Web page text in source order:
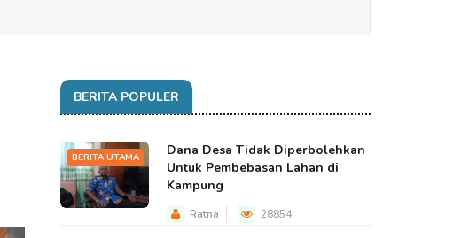
BERITA POPULER
BERITA UTAMA
Dana Desa Tidak Diperbolehkan
Untuk Pembebasan Lahan di
Kampung
Ratna 28854